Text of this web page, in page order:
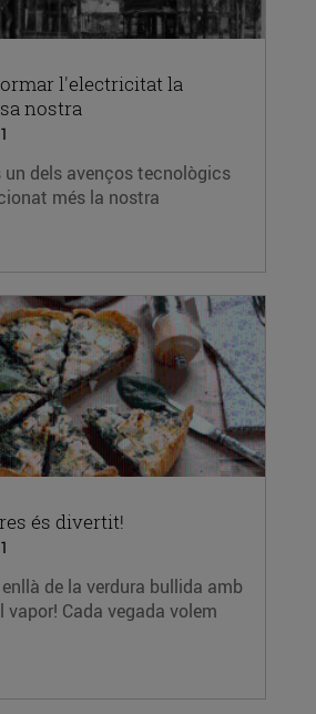
l'electricitat la
nostra
un dels avenços tecnològics
més la nostra
és divertit!
de la verdura bullida amb
Cada vegada volem